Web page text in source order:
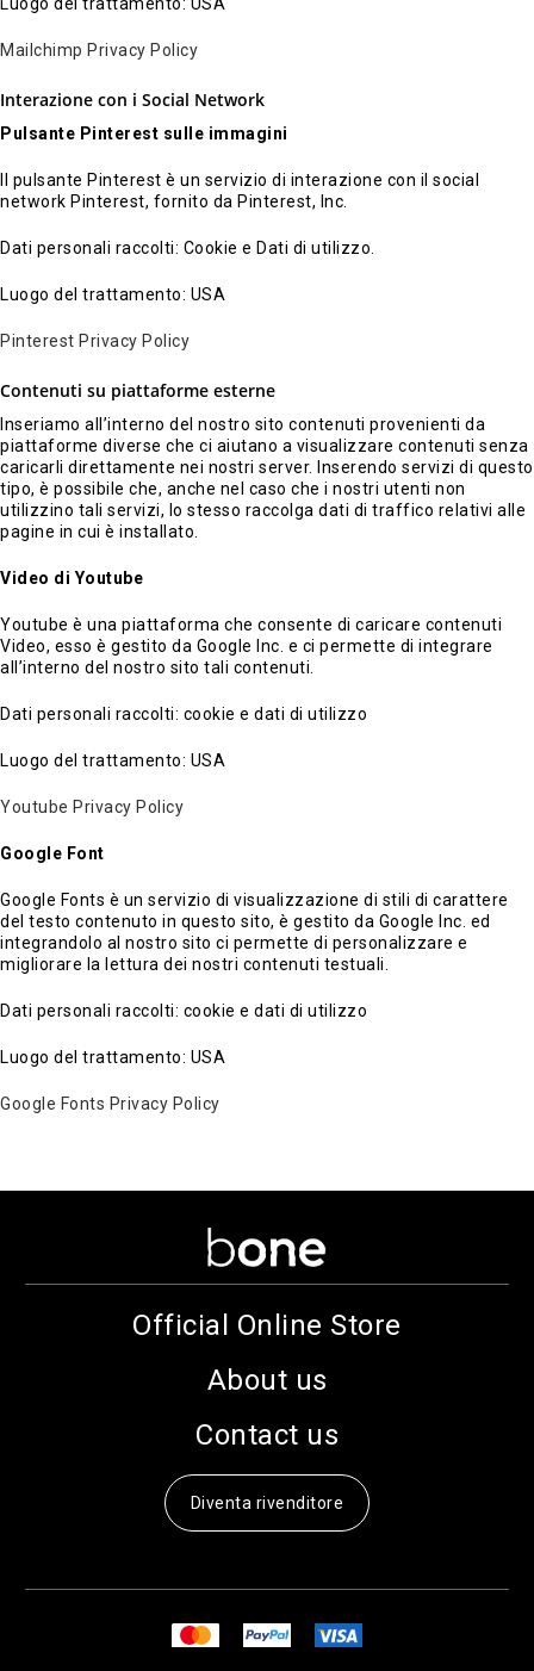
Mailchimp Privacy Policy
Interazione con i Social Network
Pulsante Pinterest sulle immagini
Il pulsante Pinterest è un servizio di interazione con il social
network Pinterest, fornito da Pinterest, Inc.
Dati personali raccolti: Cookie e Dati di utilizzo.
Luogo del trattamento: USA
Pinterest Privacy Policy
Contenuti su piattaforme esterne
Inseriamo all’interno del nostro sito contenuti provenienti da
piattaforme diverse che ci aiutano a visualizzare contenuti senza
caricarli direttamente nei nostri server. Inserendo servizi di questo
tipo, è possibile che, anche nel caso che i nostri utenti non
utilizzino tali servizi, lo stesso raccolga dati di traffico relativi alle
pagine in cui è installato.
Video di Youtube
Youtube è una piattaforma che consente di caricare contenuti
Video, esso è gestito da Google Inc. e ci permette di integrare
all’interno del nostro sito tali contenuti.
Dati personali raccolti: cookie e dati di utilizzo
Luogo del trattamento: USA
Youtube Privacy Policy
Google Font
Google Fonts è un servizio di visualizzazione di stili di carattere
del testo contenuto in questo sito, è gestito da Google Inc. ed
integrandolo al nostro sito ci permette di personalizzare e
migliorare la lettura dei nostri contenuti testuali.
Dati personali raccolti: cookie e dati di utilizzo
Luogo del trattamento: USA
Google Fonts Privacy Policy
Official Online Store
About us
Contact us
Diventa rivenditore